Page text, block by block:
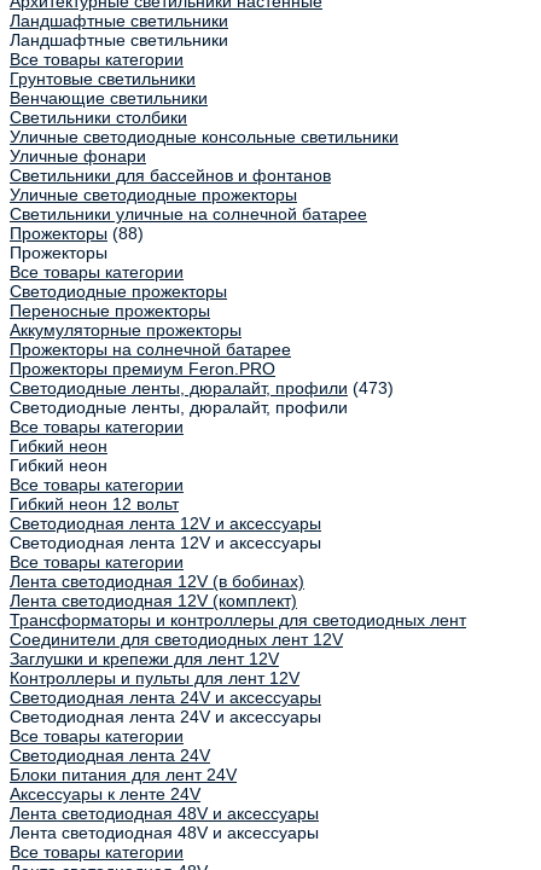
Ландшафтные светильники
Ландшафтные светильники
Все товары категории
Грунтовые светильники
Венчающие светильники
Светильники столбики
Уличные светодиодные консольные светильники
Уличные фонари
Светильники для бассейнов и фонтанов
Уличные светодиодные прожекторы
Светильники уличные на солнечной батарее
Прожекторы (88)
Прожекторы
Все товары категории
Светодиодные прожекторы
Переносные прожекторы
Аккумуляторные прожекторы
Прожекторы на солнечной батарее
Прожекторы премиум Feron.PRO
Светодиодные ленты, дюралайт, профили (473)
Светодиодные ленты, дюралайт, профили
Все товары категории
Гибкий неон
Гибкий неон
Все товары категории
Гибкий неон 12 вольт
Светодиодная лента 12V и аксессуары
Светодиодная лента 12V и аксессуары
Все товары категории
Лента светодиодная 12V (в бобинах)
Лента светодиодная 12V (комплект)
Трансформаторы и контроллеры для светодиодных лент
Соединители для светодиодных лент 12V
Заглушки и крепежи для лент 12V
Контроллеры и пульты для лент 12V
Светодиодная лента 24V и аксессуары
Светодиодная лента 24V и аксессуары
Все товары категории
Светодиодная лента 24V
Блоки питания для лент 24V
Аксессуары к ленте 24V
Лента светодиодная 48V и аксессуары
Лента светодиодная 48V и аксессуары
Все товары категории